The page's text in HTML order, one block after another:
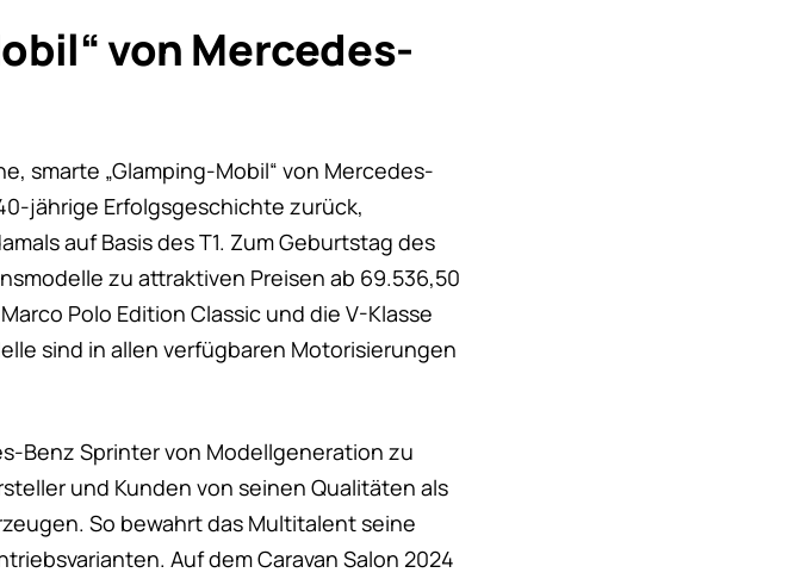
von Mercedes-
smarte „Glamping-Mobil“ von Mercedes-
jährige Erfolgsgeschichte zurück,
auf Basis des T1. Zum Geburtstag des
zu attraktiven Preisen ab 69.536,50
Polo Edition Classic und die V-Klasse
sind in allen verfügbaren Motorisierungen
Benz Sprinter von Modellgeneration zu
und Kunden von seinen Qualitäten als
So bewahrt das Multitalent seine
Auf dem Caravan Salon 2024